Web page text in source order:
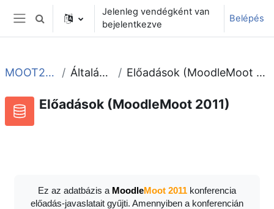
Tovább a fő tartalomhoz
Oldalpanel
Keresési bemeneti adatok váltása
Jelenleg vendégként van
bejelentkezve
Belépés
MOOT2011 Általános Előadások (MoodleMoot 2011)
Előadások (MoodleMoot 2011)
Ez az adatbázis a MoodleMoot 2011 konferencia
előadás-javaslatait gyűjti. Amennyiben a konferencián